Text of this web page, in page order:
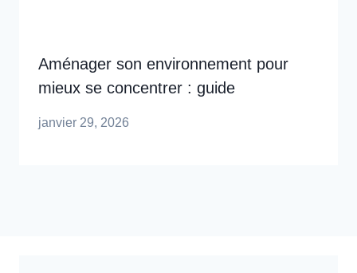
Aménager son environnement pour
mieux se concentrer : guide
janvier 29, 2026